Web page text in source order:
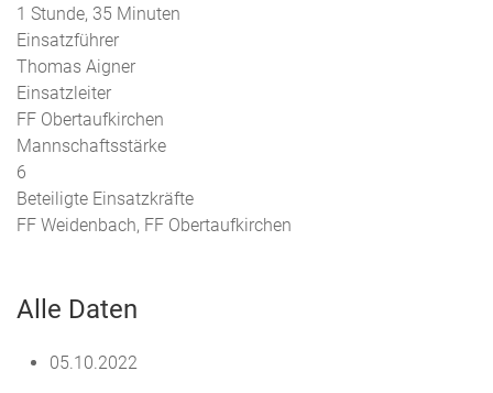
1 Stunde, 35 Minuten
Einsatzführer
Thomas Aigner
Einsatzleiter
FF Obertaufkirchen
Mannschaftsstärke
6
Beteiligte Einsatzkräfte
FF Weidenbach, FF Obertaufkirchen
Alle Daten
05.10.2022